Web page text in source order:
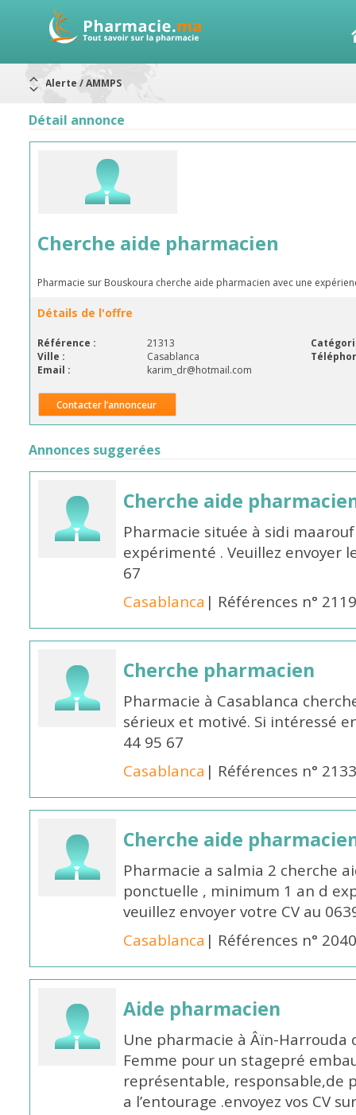
Alerte / AMMPS
Aureomycine ophtalmique : Rappel de lots
Nouveau : Déclaration d'effets indésirables
ARRÊT DE COMMERCIALISATION
Rappel de lots : ANTITOXINE TÉTANIQUE 1500.
Rappel de lots : préparations lactées
Détail annonce
Cherche aide pharmacien
Pharmacie sur Bouskoura cherche aide pharmacien avec une
Détails de l'offre
Référence : 21313
Ville :
Casablanca
Email :
karim_dr@hotmail.com
Contacter l’annonceur
Annonces suggerées
Cherche aide
Pharmacie située à sidi
expérimenté . Veuillez envoyer
67
Casablanca | Références n°
Cherche pharmacien
Pharmacie à Casablanca
sérieux et motivé. Si intéressé
44 95 67
Casablanca | Références n°
Cherche aide
Pharmacie a salmia 2 cherche
ponctuelle , minimum 1 an d
veuillez envoyer votre CV au
Casablanca | Références n°
Aide pharmacien
Une pharmacie à Âïn-Harrouda
Femme pour un stagepré
représentable,
a l’entourage .envoyez vos CV